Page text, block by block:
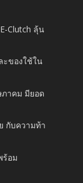
Clutch ลุ้น
ะของใช้ใน
าคม มียอด
กับความท้า
ร้อม